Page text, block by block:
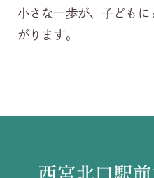
小さな一歩が、子ども
がります。